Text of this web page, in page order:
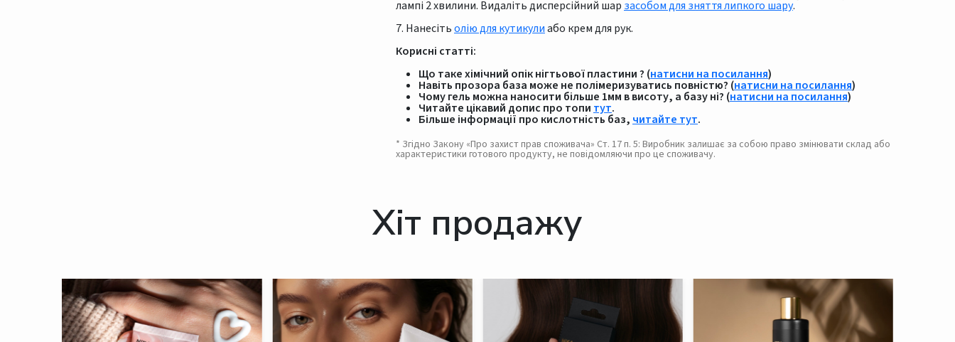
лампі 2 хвилини. Видаліть дисперсійний шар засобом для зняття липкого шару.
7. Нанесітьолію для кутикулиабо крем для рук.
Корисні статті:
Що таке хімічний опік нігтьової пластини ? (натисни на посилання)
Навіть прозора база може не полімеризуватись повністю? (натисни на посилання)
Чому гель можна наносити більше 1мм в висоту, а базу ні? (натисни на посилання)
Читайте цікавий допис про топи тут.
Більше інформації про кислотність баз, читайте тут.
* Згідно Закону «Про захист прав споживача» Ст. 17 п. 5: Виробник залишає за собою право змінювати склад або
характеристики готового продукту, не повідомляючи про це споживачу.
Хіт продажу